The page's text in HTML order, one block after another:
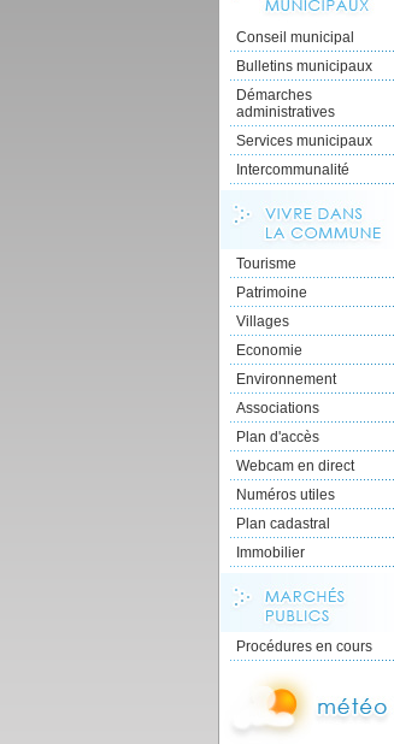
Conseil municipal
Bulletins municipaux
Démarches
administratives
Services municipaux
Intercommunalité
Tourisme
Patrimoine
Villages
Economie
Environnement
Associations
Plan d'accès
Webcam en direct
Numéros utiles
Plan cadastral
Immobilier
Procédures en cours